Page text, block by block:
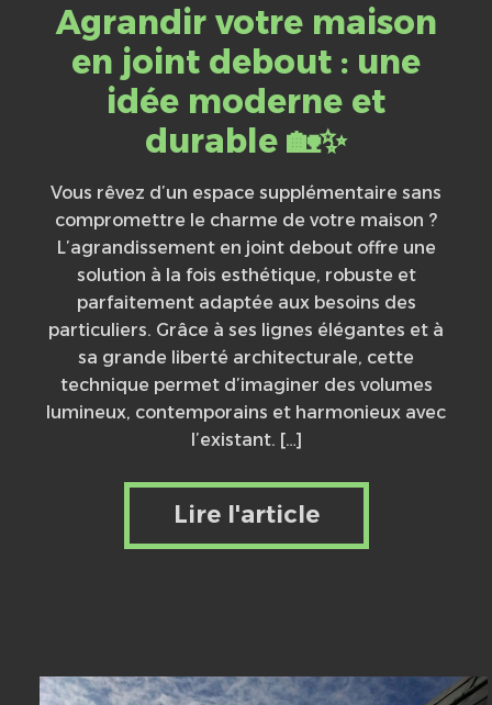
Agrandir votre maison
en joint debout : une
idée moderne et
durable 🏡✨
Vous rêvez d’un espace supplémentaire sans
compromettre le charme de votre maison ?
L’agrandissement en joint debout offre une
solution à la fois esthétique, robuste et
parfaitement adaptée aux besoins des
particuliers. Grâce à ses lignes élégantes et à
sa grande liberté architecturale, cette
technique permet d’imaginer des volumes
lumineux, contemporains et harmonieux avec
l’existant. […]
Lire l'article